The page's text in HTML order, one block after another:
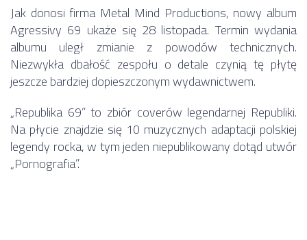
Jak donosi firma Metal Mind Productions, nowy album
Agressivy 69 ukaże się 28 listopada. Termin wydania
albumu uległ zmianie z powodów technicznych.
Niezwykła dbałość zespołu o detale czynią tę płytę
jeszcze bardziej dopieszczonym wydawnictwem.
„Republika 69” to zbiór coverów legendarnej Republiki.
Na płycie znajdzie się 10 muzycznych adaptacji polskiej
legendy rocka, w tym jeden niepublikowany dotąd utwór
„Pornografia”.